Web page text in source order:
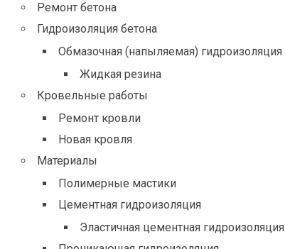
Ремонт бетона
Гидроизоляция бетона
Обмазочная (напыляемая) гидроизоляция
Жидкая резина
Кровельные работы
Ремонт кровли
Новая кровля
Материалы
Полимерные мастики
Цементная гидроизоляция
Эластичная цементная гидроизоляция